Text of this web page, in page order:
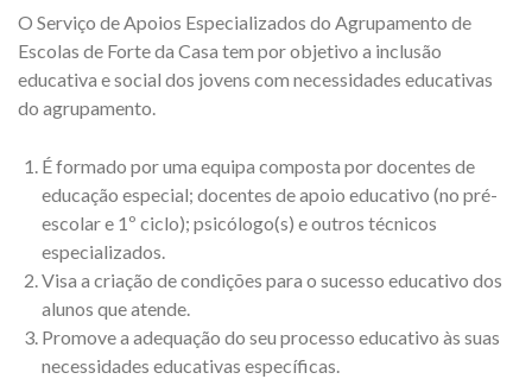
O Serviço de Apoios Especializados do Agrupamento de
Escolas de Forte da Casa tem por objetivo a inclusão
educativa e social dos jovens com necessidades educativas
do agrupamento.
É formado por uma equipa composta por docentes de
educação especial; docentes de apoio educativo (no pré-
escolar e 1º ciclo); psicólogo(s) e outros técnicos
especializados.
Visa a criação de condições para o sucesso educativo dos
alunos que atende.
Promove a adequação do seu processo educativo às suas
necessidades educativas específicas.